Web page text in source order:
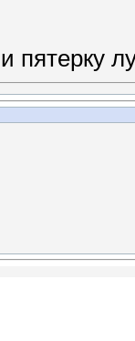
пятерку